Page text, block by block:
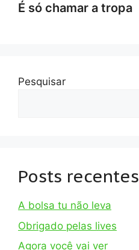
É só chamar a tropa
Pesquisar
Posts recentes
A bolsa tu não leva
Obrigado pelas lives
Agora você vai ver